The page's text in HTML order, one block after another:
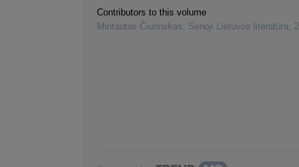
Contributors to this volume
Mintautas Čiurinskas, Senoji Lietuvos literatūra,